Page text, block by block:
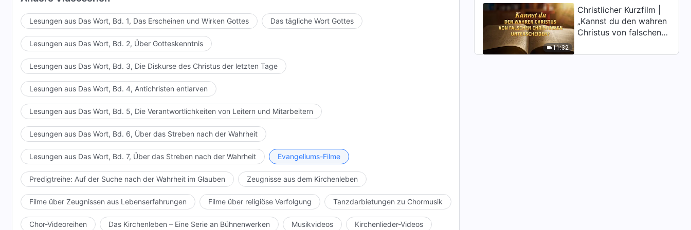
1:31:51
Deutsch Ganzer Film | Ein lang
erwartetes Glück | Wie
erreicht man ein glückliches
Leben?
Lesungen aus Das Wort, Bd. 1, Das Erscheinen und Wirken Gottes Das tägliche Wort Gottes
Lesungen aus Das Wort, Bd. 2, Über Gotteskenntnis
Lesungen aus Das Wort, Bd. 3, Die Diskurse des Christus der letzten Tage
Lesungen aus Das Wort, Bd. 4, Antichristen entlarven
Lesungen aus Das Wort, Bd. 5, Die Verantwortlichkeiten von Leitern und Mitarbeitern
Lesungen aus Das Wort, Bd. 6, Über das Streben nach der Wahrheit
Lesungen aus Das Wort, Bd. 7, Über das Streben nach der Wahrheit Evangeliums-Filme
Predigtreihe: Auf der Suche nach der Wahrheit im Glauben Zeugnisse aus dem Kirchenleben
Filme über Zeugnissen aus Lebenserfahrungen Filme über religiöse Verfolgung Tanzdarbietungen zu Chormusik
Chor-Videoreihen Das Kirchenleben – Eine Serie an Bühnenwerken Musikvideos Kirchenlieder-Videos
11:32
Christlicher Kurzfilm |
„Kannst du den wahren
Christus von falschen
unterscheiden?“